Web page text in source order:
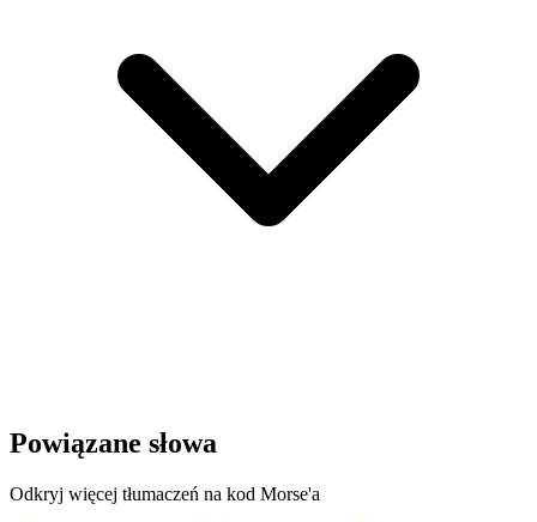
Powiązane słowa
Odkryj więcej tłumaczeń na kod Morse'a